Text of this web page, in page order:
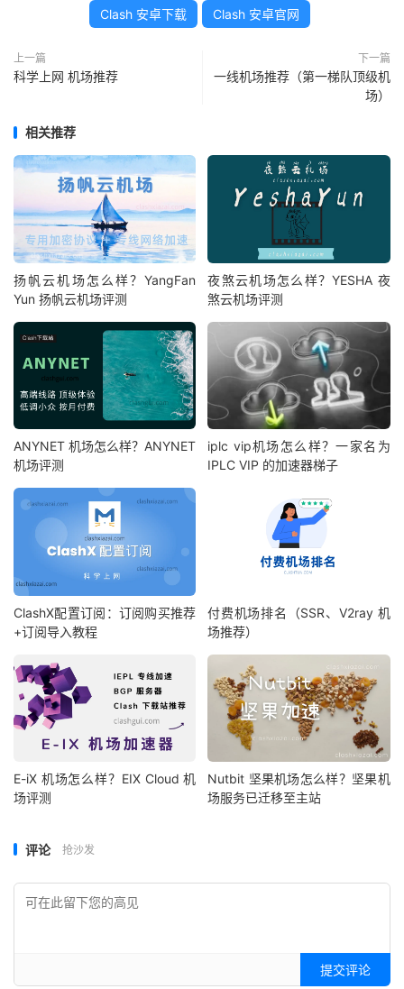
Clash 安卓下载 Clash 安卓官网
上一篇
科学上网 机场推荐
下一篇
一线机场推荐（第一梯队顶级机
场）
相关推荐
扬帆云机场怎么样？YangFan
Yun 扬帆云机场评测
夜煞云机场怎么样？YESHA 夜
煞云机场评测
ANYNET 机场怎么样？ANYNET
机场评测
iplc vip机场怎么样？一家名为
IPLC VIP 的加速器梯子
ClashX配置订阅：订阅购买推荐
+订阅导入教程
付费机场排名（SSR、V2ray 机
场推荐）
E-iX 机场怎么样？EIX Cloud 机
场评测
Nutbit 坚果机场怎么样？坚果机
场服务已迁移至主站
评论 抢沙发
提交评论